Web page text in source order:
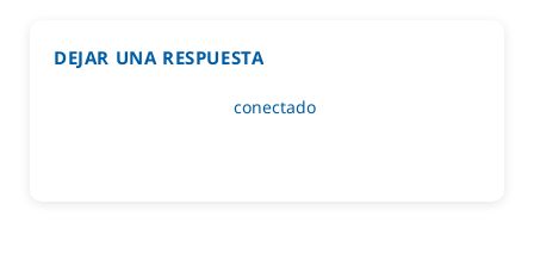
DEJAR UNA RESPUESTA
conectado